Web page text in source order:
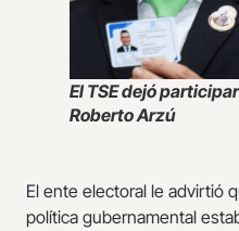
El TSE dejó
Roberto Arzú
El ente electoral le advirtió
política gubernamental